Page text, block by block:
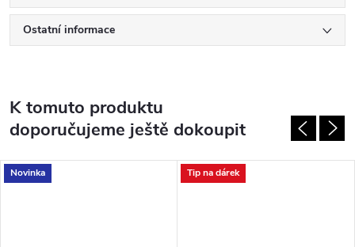
Ostatní informace
K tomuto produktu
doporučujeme ještě dokoupit
Novinka Tip na dárek